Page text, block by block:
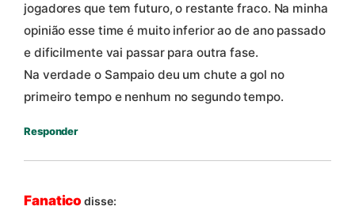
jogadores que tem futuro, o restante fraco. Na minha
opinião esse time é muito inferior ao de ano passado
e dificilmente vai passar para outra fase.
Na verdade o Sampaio deu um chute a gol no
primeiro tempo e nenhum no segundo tempo.
Responder
Fanatico disse: